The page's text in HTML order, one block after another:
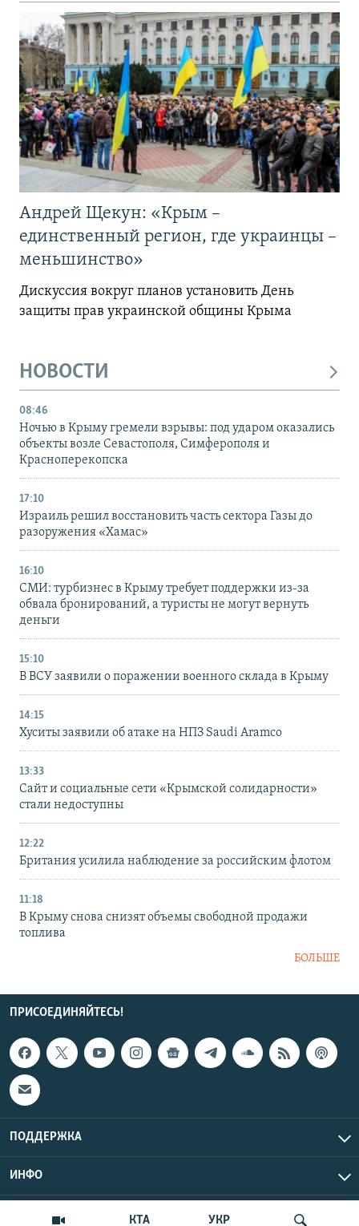
КТА УКР
Андрей Щекун: «Крым –
единственный регион, где украинцы –
меньшинство»
Дискуссия вокруг планов установить День
защиты прав украинской общины Крыма
НОВОСТИ
08:46
Ночью в Крыму гремели взрывы: под ударом оказались
объекты возле Севастополя, Симферополя и
Красноперекопска
17:10
Израиль решил восстановить часть сектора Газы до
разоружения «Хамас»
16:10
СМИ: турбизнес в Крыму требует поддержки из-за
обвала бронирований, а туристы не могут вернуть
деньги
15:10
В ВСУ заявили о поражении военного склада в Крыму
14:15
Хуситы заявили об атаке на НПЗ Saudi Aramco
13:33
Сайт и социальные сети «Крымской солидарности»
стали недоступны
12:22
Британия усилила наблюдение за российским флотом
11:18
В Крыму снова снизят объемы свободной продажи
топлива
БОЛЬШЕ
ПРИСОЕДИНЯЙТЕСЬ!
ПОДДЕРЖКА
ИНФО
Copyright Крым.Реалии, 2026 | Все права защищены.
UTC+3